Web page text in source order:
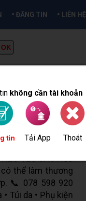
không cần tài khoản
tin Tải App Thoát
• ĐĂNG TIN • LIÊN HỆ
DÀI
YÊU CẦU Nếu
thể làm thương
📞 078 598 920
Túi da • Phụ kiện